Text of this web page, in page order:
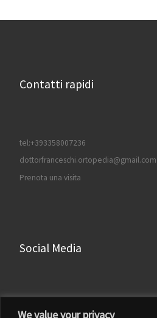
We value your privacy
Contatti rapidi
tel:+393358007236
dottorfranceschi.ortopedia@gmail.com
Prenota una visita
Social Media
Facebook